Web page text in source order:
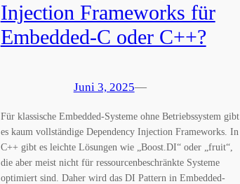
Injection Frameworks für
Embedded-C oder C++?
Juni 3, 2025—
Für klassische Embedded-Systeme ohne Betriebssystem gibt
es kaum vollständige Dependency Injection Frameworks. In
C++ gibt es leichte Lösungen wie „Boost.DI“ oder „fruit“,
die aber meist nicht für ressourcenbeschränkte Systeme
optimiert sind. Daher wird das DI Pattern in Embedded-